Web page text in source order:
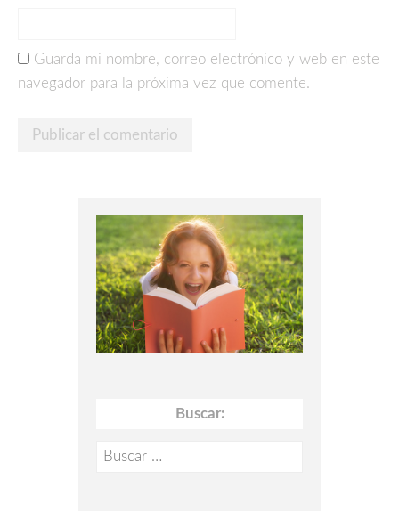
Guarda mi nombre, correo electrónico y web en este
navegador para la próxima vez que comente.
Buscar:
Buscar: